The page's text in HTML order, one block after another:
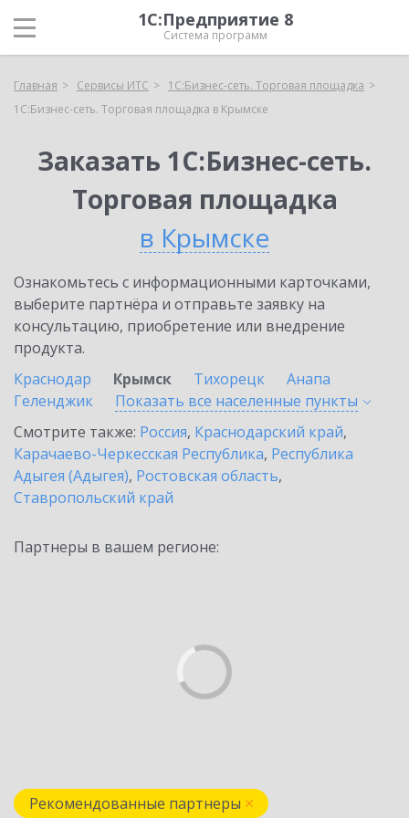
1С:Предприятие 8
Система программ
Главная Сервисы ИТС
1С:Бизнес-сеть. Торговая площадка
1С:Бизнес-сеть. Торговая площадка в Крымске
Заказать 1С:Бизнес-сеть.
Торговая площадка
в Крымске
Ознакомьтесь с информационными карточками,
выберите партнёра и отправьте заявку на
консультацию, приобретение или внедрение
продукта.
Краснодар
Крымск Тихорецк
Анапа
Геленджик
Показать все населенные пункты
Смотрите также: Россия, Краснодарский край,
Карачаево-Черкесская Республика, Республика
Адыгея (Адыгея), Ростовская область,
Ставропольский край
Партнеры в вашем регионе:
Рекомендованные партнеры